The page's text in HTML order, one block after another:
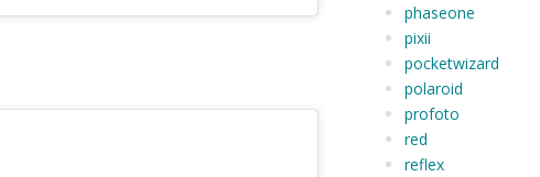
phaseone
pixii
pocketwizard
polaroid
profoto
red
reflex